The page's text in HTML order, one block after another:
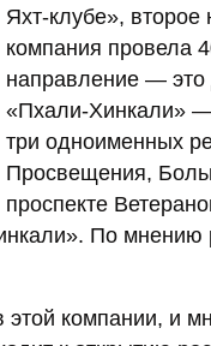
Яхт-клубе»,
компания провела
направление — это
«Пхали-Хинкали» —
три одноименных
Просвещения,
проспекте
По мнению
компании, и